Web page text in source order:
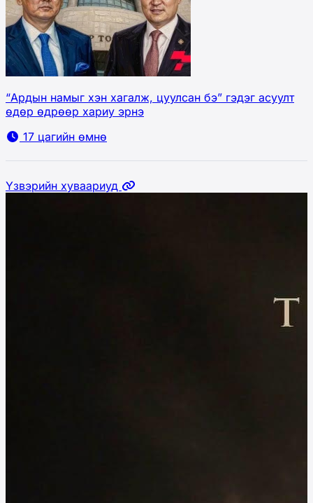
“Ардын намыг хэн хагалж, цуулсан бэ” гэдэг асуулт
өдөр өдрөөр хариу эрнэ
17 цагийн өмнө
Үзвэрийн хуваариуд